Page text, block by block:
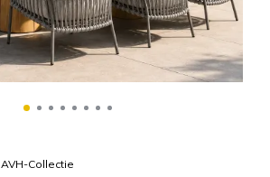
AVH-Collectie